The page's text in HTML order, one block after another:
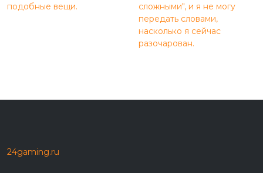
подобные вещи.
сложными", и я не могу
передать словами,
насколько я сейчас
разочарован.
24gaming.ru